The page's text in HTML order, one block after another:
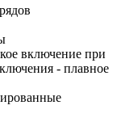
включение при
- плавное